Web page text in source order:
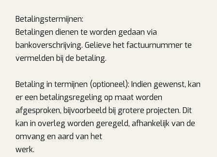
Betalingstermijnen:
Betalingen dienen te worden gedaan via
bankoverschrijving. Gelieve het factuurnummer te
vermelden bij de betaling.
Betaling in termijnen (optioneel): Indien gewenst, kan
er een betalingsregeling op maat worden
afgesproken, bijvoorbeeld bij grotere projecten. Dit
kan in overleg worden geregeld, afhankelijk van de
omvang en aard van het
werk.